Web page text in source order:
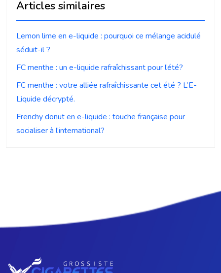
Articles similaires
Lemon lime en e-liquide : pourquoi ce mélange acidulé
séduit-il ?
FC menthe : un e-liquide rafraîchissant pour l’été?
FC menthe : votre alliée rafraîchissante cet été ? L’E-
Liquide décrypté.
Frenchy donut en e-liquide : touche française pour
socialiser à l’international?